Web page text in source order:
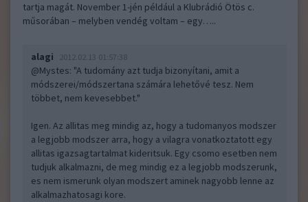
tartja magát. November 1-jén például a Klubrádió Ötös c.
műsorában – melyben vendég voltam – egy…..
alagi 2012.02.13 01:57:38
@Mystes: "A tudomány azt tudja bizonyítani, amit a
módszerei/módszertana számára lehetővé tesz. Nem
többet, nem kevesebbet."
Igen. Az allitas meg mindig az, hogy a tudomanyos modszer
a legjobb modszer arra, hogy a vilagra vonatkoztatott egy
allitas igazsagtartalmat kideritsuk. Egy csomo esetben nem
tudjuk alkalmazni, de meg mindig ez a legjobb modszerunk,
es nem ismerunk olyan modszert aminek nagyobb lenne az
alkalmazhatosagi kore.